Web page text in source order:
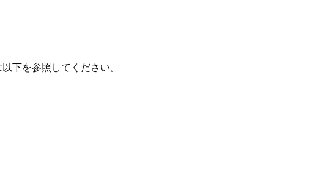
下を参照してください。